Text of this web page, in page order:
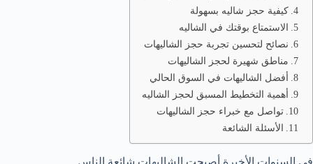
كيفية حجز شاليه بسهولة
الاستمتاع بوقتك في الشاليه
نصائح لتحسين تجربة حجز الشاليهات
مناطق شهيرة لحجز الشاليهات
أفضل الشاليهات في السوق الحالي
أهمية التخطيط المسبق لحجز الشاليه
تواصل مع خبراء حجز الشاليهات
الأسئلة الشائعة
في السنوات الأخيرة أصبحت الشاليهات شائعة الناس